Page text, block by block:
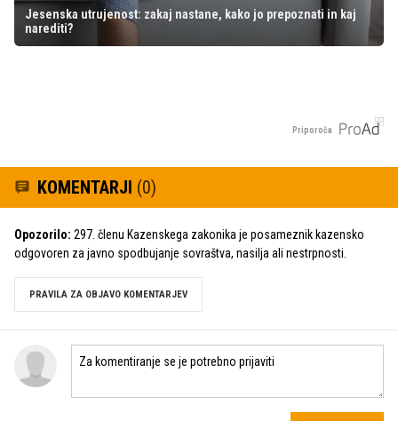
Jesenska utrujenost: zakaj nastane, kako jo prepoznati in kaj
narediti?
Priporoča
KOMENTARJI (0)
Opozorilo: 297. členu Kazenskega zakonika je posameznik kazensko
odgovoren za javno spodbujanje sovraštva, nasilja ali nestrpnosti.
PRAVILA ZA OBJAVO KOMENTARJEV